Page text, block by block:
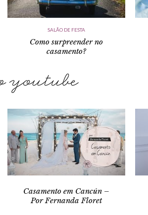
SALÃO DE FESTA
Como surpreender no
casamento?
Casamento em Cancún –
Por Fernanda Floret